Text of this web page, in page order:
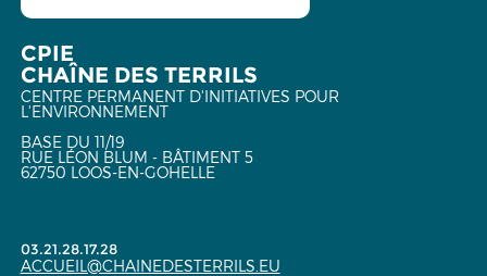
CPIE
CHAÎNE DES TERRILS
CENTRE PERMANENT D'INITIATIVES POUR
L'ENVIRONNEMENT
BASE DU 11/19
RUE LÉON BLUM - BÂTIMENT 5
62750 LOOS-EN-GOHELLE
03.21.28.17.28
ACCUEIL@CHAINEDESTERRILS.EU